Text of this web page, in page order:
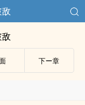
下ー章